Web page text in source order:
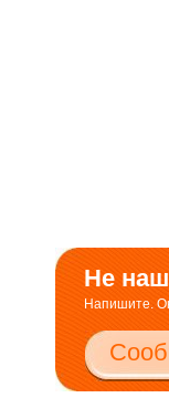
Не
Напишите.